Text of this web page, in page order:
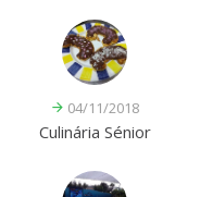
04/11/2018
Culinária Sénior